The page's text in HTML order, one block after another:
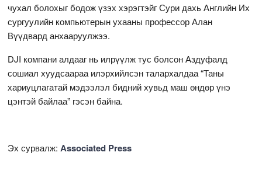
чухал болохыг бодож үзэх хэрэгтэйг Сури дахь Английн Их
сургуулийн компьютерын ухааны профессор Алан
Вүүдвард анхааруулжээ.
DJI компани алдааг нь илрүүлж тус болсон Аздуфалд
сошиал хуудсаараа илэрхийлсэн талархалдаа “Таны
хариуцлагатай мэдээлэл бидний хувьд маш өндөр үнэ
цэнтэй байлаа” гэсэн байна.
Эх сурвалж: Associated Press